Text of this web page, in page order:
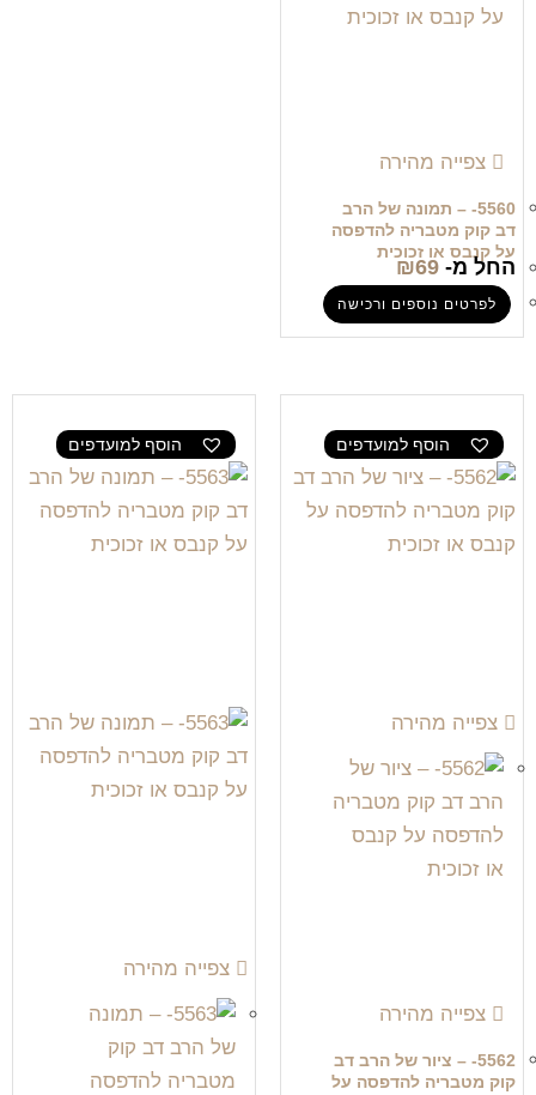
צפייה מהירה
5560- – תמונה של הרב
דב קוק מטבריה להדפסה
על קנבס או זכוכית
החל מ- ₪69
לפרטים נוספים ורכישה
הוסף למועדפים
צפייה מהירה
צפייה מהירה
5562- – ציור של הרב דב
קוק מטבריה להדפסה על
הוסף למועדפים
צפייה מהירה